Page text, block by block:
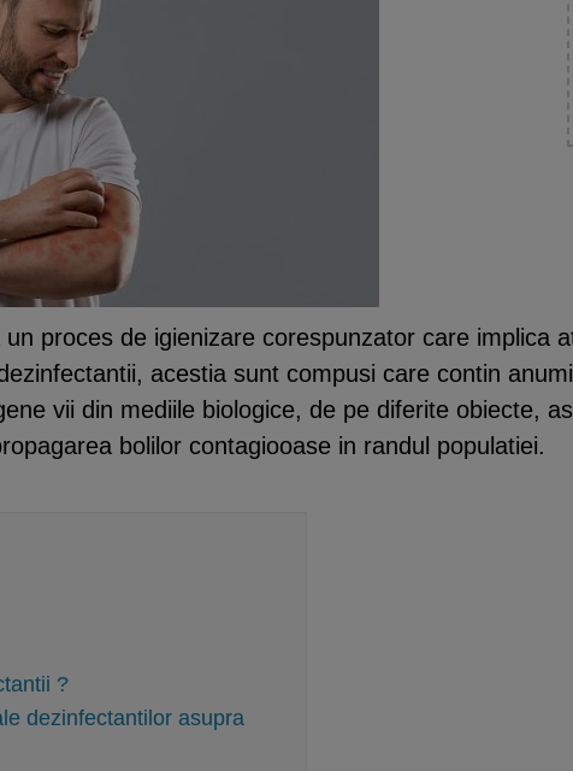
proces de igienizare corespunzator care implica
acestia sunt compusi care contin
vii din mediile biologice, de pe diferite obiecte,
bolilor contagiooase in randul populatiei.
?
dezinfectantilor asupra